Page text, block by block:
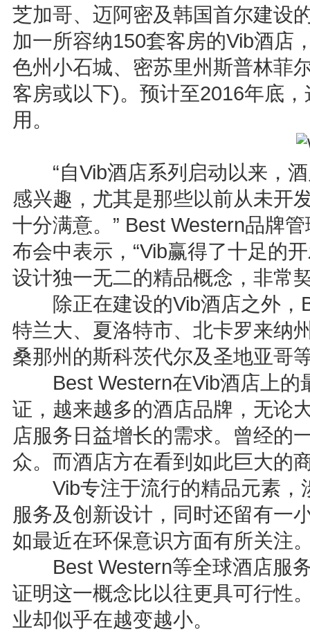
芝加哥、迈阿密及韩国首尔建设
加一所容纳150套客房的Vib酒店
色州小石城、密苏里州斯普林菲
客房或以下)。预计至2016年底
用。
“自Vib酒店系列启动以来，酒
感兴趣，尤其是那些以前从未开
十分满意。” Best Western品牌
布会中表示，“Vib赢得了十足的
设计独一无二的精品概念，非常
除正在建设的Vib酒店之外，
特兰大、夏洛特市、北卡罗来纳
桑那州的斯科茨代尔及圣地亚哥
Best Western在Vib酒店上的
证，越来越多的酒店品牌，无论
店服务日益增长的需求。曾经的
众。而酒店方在看到如此巨大的
Vib专注于流行的精品元素，
服务及创新设计，同时还留有一
如最近在环保意识方面有所关注
Best Western等全球酒店服务
证明这一概念比以往更具可行性
业却似乎在越变越小。